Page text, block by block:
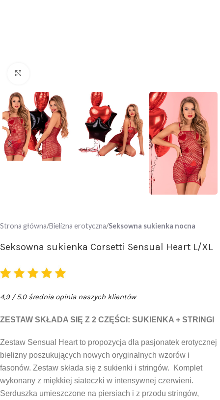
Strona główna Bielizna erotyczna Seksowna sukienka nocna
Seksowna sukienka Corsetti Sensual Heart L/XL
4,9 / 5.0 średnia opinia naszych klientów
ZESTAW SKŁADA SIĘ Z 2 CZĘŚCI: SUKIENKA + STRINGI
Zestaw Sensual Heart to propozycja dla pasjonatek erotycznej
bielizny poszukujących nowych oryginalnych wzorów i
fasonów. Zestaw składa się z sukienki i stringów. Komplet
wykonany z miękkiej siateczki w intensywnej czerwieni.
Serduszka umieszczone na piersiach i z przodu stringów,